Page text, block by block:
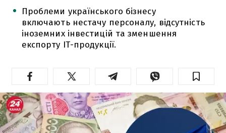
Проблеми українського бізнесу
включають нестачу персоналу, відсутність
іноземних інвестицій та зменшення
експорту ІТ-продукції.